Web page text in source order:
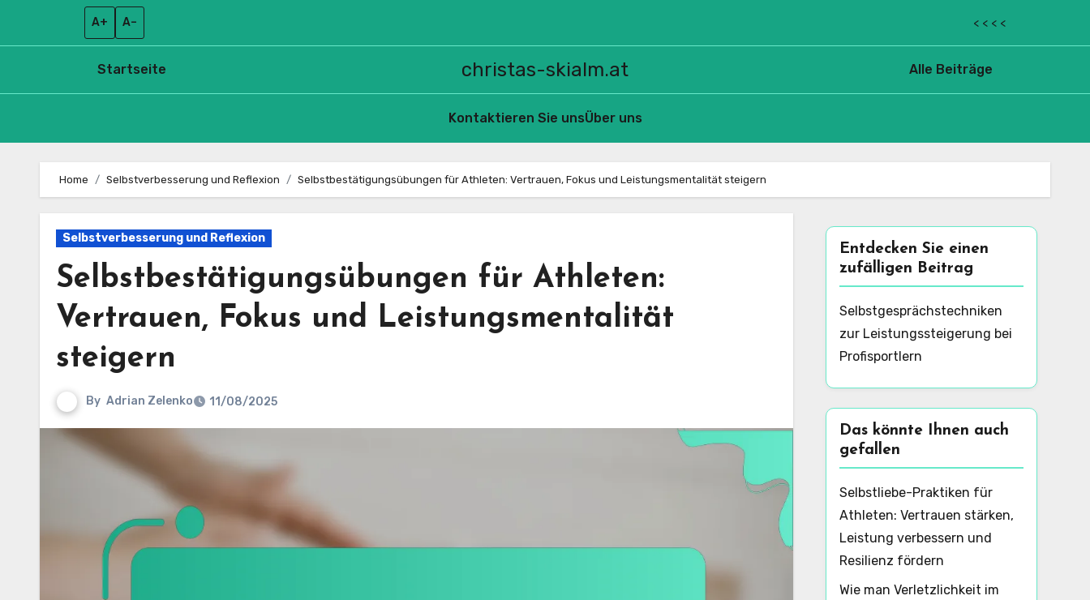
A+ A– < < < <
Startseite christas-skialm.at Alle Beiträge
Kontaktieren Sie unsÜber uns
content
Home Selbstverbesserung und Reflexion Selbstbestätigungsübungen für Athleten: Vertrauen, Fokus und Leistungsmentalität steigern
Selbstverbesserung und Reflexion
Selbstbestätigungsübungen für Athleten:
Vertrauen, Fokus und Leistungsmentalität
steigern
By Adrian Zelenko 11/08/2025
Entdecken Sie einen
zufälligen Beitrag
Selbstgesprächstechniken
zur Leistungssteigerung bei
Profisportlern
Das könnte Ihnen auch
gefallen
Selbstliebe-Praktiken für
Athleten: Vertrauen stärken,
Leistung verbessern und
Resilienz fördern
Wie man Verletzlichkeit im